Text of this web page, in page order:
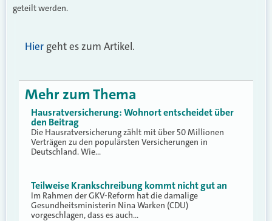
geteilt werden.
Hier geht es zum Artikel.
Mehr zum Thema
Hausratversicherung: Wohnort entscheidet über
den Beitrag
Die Hausratversicherung zählt mit über 50 Millionen
Verträgen zu den populärsten Versicherungen in
Deutschland. Wie…
Teilweise Krankschreibung kommt nicht gut an
Im Rahmen der GKV-Reform hat die damalige
Gesundheitsministerin Nina Warken (CDU)
vorgeschlagen, dass es auch…